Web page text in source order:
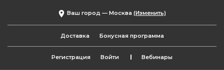
Ваш город — Москва (Изменить)
Доставка Бонусная программа
Регистрация Войти Вебинары